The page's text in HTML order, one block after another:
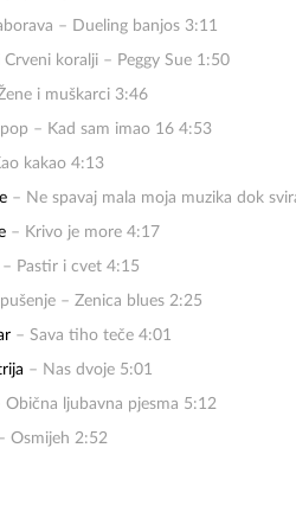
– Dueling banjos 3:11
koralji – Peggy Sue 1:50
i muškarci 3:46
– Kad sam imao 16 4:53
kakao 4:13
– Ne spavaj mala moja muzika dok
– Krivo je more 4:17
Pastir i cvet 4:15
– Zenica blues 2:25
– Sava tiho teče 4:01
– Nas dvoje 5:01
Obična ljubavna pjesma 5:12
Osmijeh 2:52